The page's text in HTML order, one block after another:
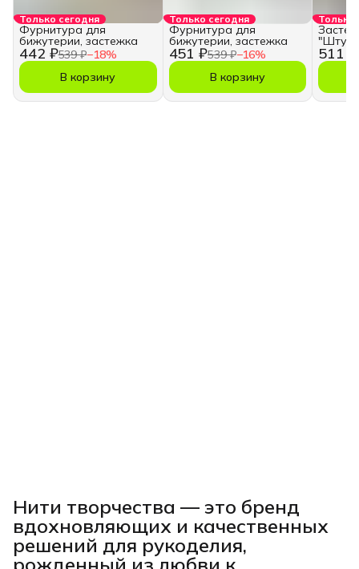
Только сегодня
442 ₽539 ₽−18%
Фурнитура для
бижутерии, застежка
В корзину
Только сегодня
451 ₽539 ₽−16%
Фурнитура для
бижутерии, застежка
В корзину
Только
511 ₽
Нити творчества — это бренд
вдохновляющих и качественных
решений для рукоделия,
рожденный из любви к